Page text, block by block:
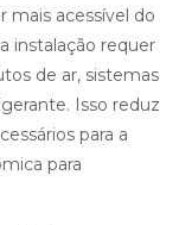
mais acessível do
instalação requer
de ar, sistemas
Isso reduz
para a
para